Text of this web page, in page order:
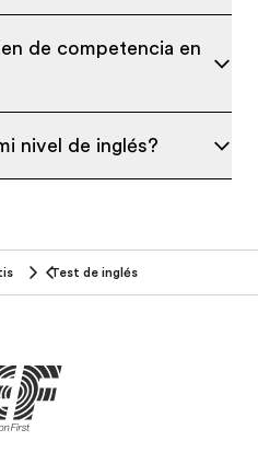
de competencia en
nivel de inglés?
Test de inglés